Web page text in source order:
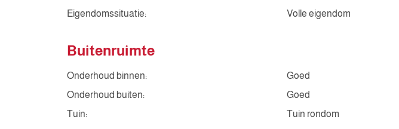
Eigendomssituatie:
Volle eigendom
Buitenruimte
Onderhoud binnen:
Goed
Onderhoud buiten:
Goed
Tuin:
Tuin rondom